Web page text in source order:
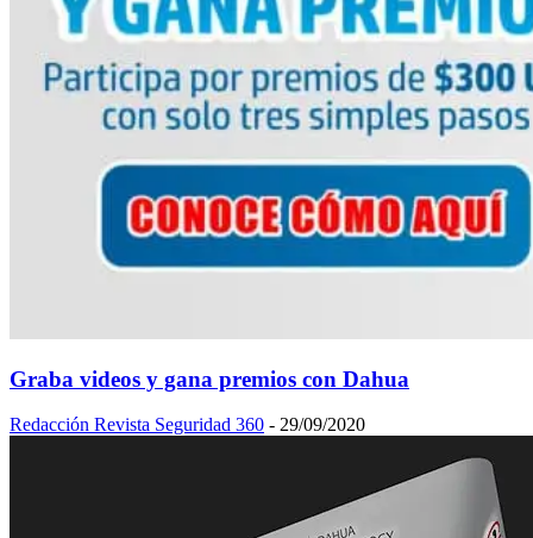
Graba videos y gana premios con Dahua
Redacción Revista Seguridad 360 - 29/09/2020